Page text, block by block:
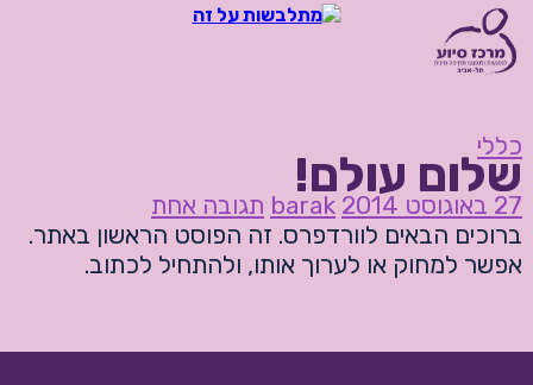
כללי
שלום עולם!
27 באוגוסט 2014 barak תגובה אחת
ברוכים הבאים לוורדפרס. זה הפוסט הראשון באתר.
אפשר למחוק או לערוך אותו, ולהתחיל לכתוב.